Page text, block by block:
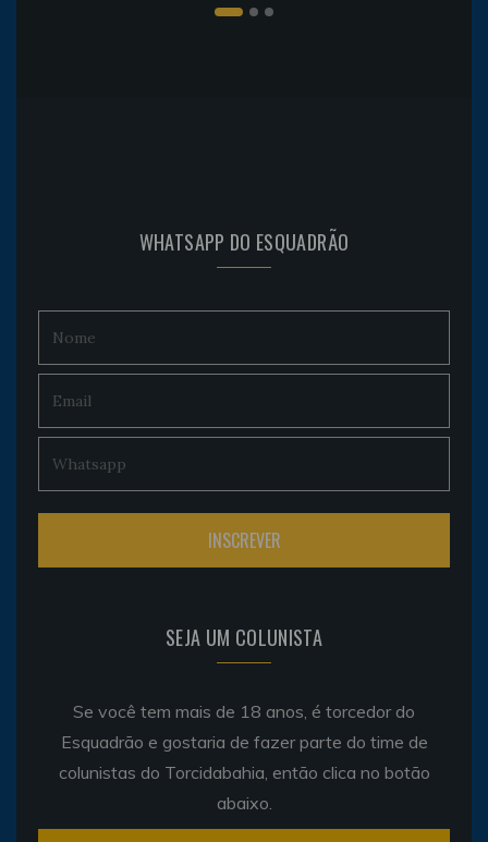
WHATSAPP DO ESQUADRÃO
SEJA UM COLUNISTA
Se você tem mais de 18 anos, é torcedor do
Esquadrão e gostaria de fazer parte do time de
colunistas do Torcidabahia, então clica no botão
abaixo.